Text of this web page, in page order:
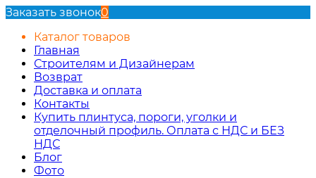
Заказать звонок0
Каталог товаров
Главная
Строителям и Дизайнерам
Возврат
Доставка и оплата
Контакты
Купить плинтуса, пороги, уголки и
отделочный профиль. Оплата с НДС и БЕЗ
НДС
Блог
Фото